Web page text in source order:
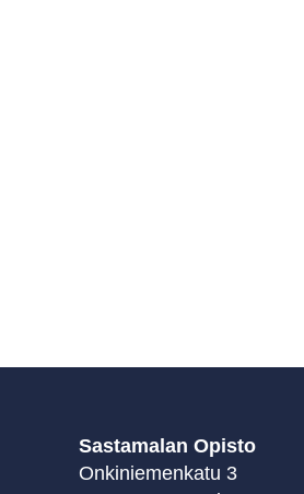
Sastamalan Opisto
Onkiniemenkatu 3